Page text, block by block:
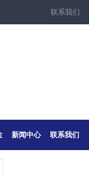
联系我们
新闻中心 联系我们